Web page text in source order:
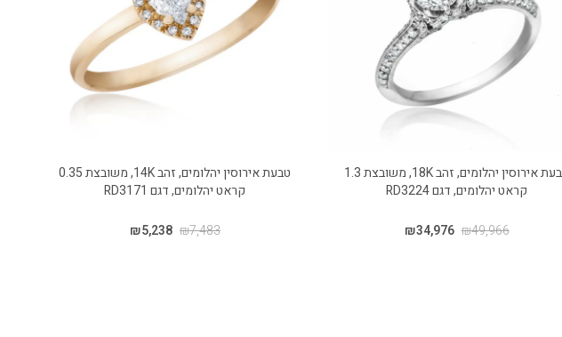
טבעת אירוסין יהלומים, זהב 18K, משובצת 1.3
קראט יהלומים, דגם RD3224
₪49,966
₪34,976
טבעת אירוסין יהלומים, זהב 14K, משובצת 0.35
קראט יהלומים, דגם RD3171
₪7,483
₪5,238